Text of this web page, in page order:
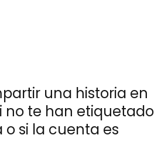
una historia en
no te han etiquetado
si la cuenta es